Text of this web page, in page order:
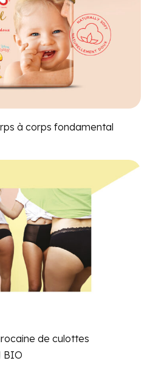
à corps fondamental
de culottes
BIO